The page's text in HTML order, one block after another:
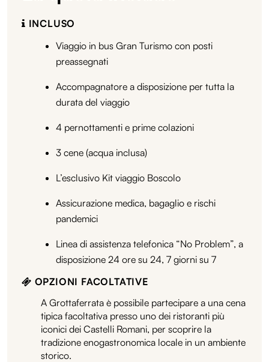
INCLUSO
Viaggio in bus Gran Turismo con posti
preassegnati
Accompagnatore a disposizione per tutta la
durata del viaggio
4 pernottamenti e prime colazioni
3 cene (acqua inclusa)
L’esclusivo Kit viaggio Boscolo
Assicurazione medica, bagaglio e rischi
pandemici
Linea di assistenza telefonica “No Problem”, a
disposizione 24 ore su 24, 7 giorni su 7
OPZIONI FACOLTATIVE
A Grottaferrata è possibile partecipare a una cena
tipica facoltativa presso uno dei ristoranti più
iconici dei Castelli Romani, per scoprire la
tradizione enogastronomica locale in un ambiente
storico.